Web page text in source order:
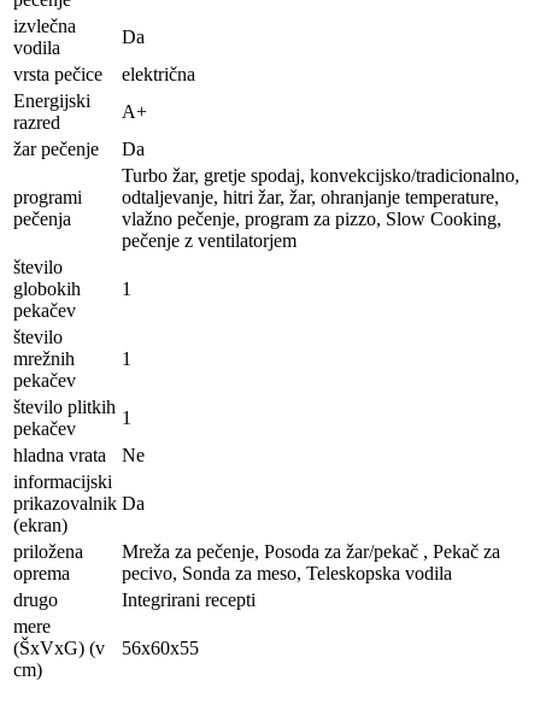
izvlečna
vodila
Da
vrsta pečice
električna
Energijski
razred
A+
žar pečenje
Da
programi
pečenja
Turbo žar, gretje spodaj, konvekcijsko/tradicionalno,
odtaljevanje, hitri žar, žar, ohranjanje temperature,
vlažno pečenje, program za pizzo, Slow Cooking,
pečenje z ventilatorjem
število
globokih
pekačev
1
število
mrežnih
pekačev
1
število plitkih
pekačev
1
hladna vrata
Ne
informacijski
prikazovalnik
(ekran)
Da
priložena
oprema
Mreža za pečenje, Posoda za žar/pekač , Pekač za
pecivo, Sonda za meso, Teleskopska vodila
drugo
Integrirani recepti
mere
(ŠxVxG) (v
cm)
56x60x55